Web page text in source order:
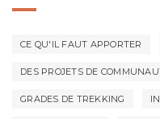
CE QU'IL FAUT APPORTER
DES PROJETS DE
GRADES DE TREKKING